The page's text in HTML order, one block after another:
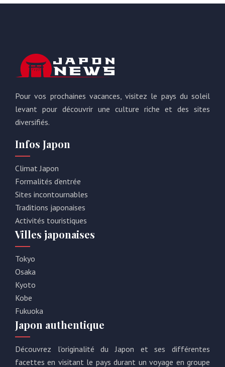
Pour vos prochaines vacances, visitez le pays du soleil
levant pour découvrir une culture riche et des sites
diversifiés.
Infos Japon
Climat Japon
Formalités d’entrée
Sites incontournables
Traditions japonaises
Activités touristiques
Villes japonaises
Tokyo
Osaka
Kyoto
Kobe
Fukuoka
Japon authentique
Découvrez l’originalité du Japon et ses différentes
facettes en visitant le pays durant un voyage en groupe